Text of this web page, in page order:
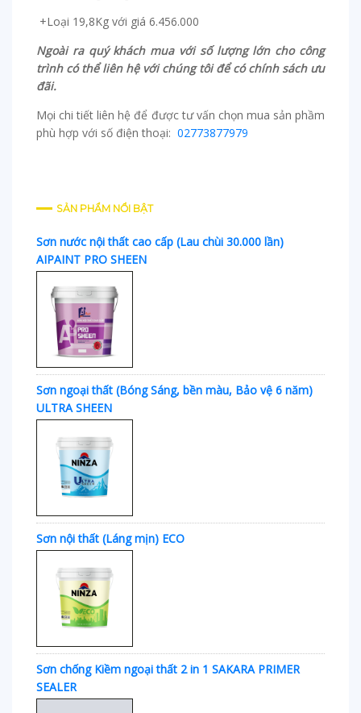
+Loại 19,8Kg với giá 6.456.000
Ngoài ra quý khách mua với số lượng lớn cho công
trình có thể liên hệ với chúng tôi để có chính sách ưu
đãi.
Mọi chi tiết liên hệ để được tư vấn chọn mua sản phầm
phù hợp với số điện thoại: 02773877979
SẢN PHẨM NỔI BẬT
Sơn nước nội thất cao cấp (Lau chùi 30.000 lần)
AIPAINT PRO SHEEN
Sơn ngoại thất (Bóng Sáng, bền màu, Bảo vệ 6 năm)
ULTRA SHEEN
Sơn nội thất (Láng mịn) ECO
Sơn chống Kiềm ngoại thất 2 in 1 SAKARA PRIMER
SEALER